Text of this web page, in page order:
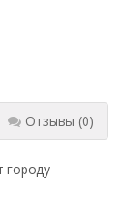
Отзывы (0)
городу